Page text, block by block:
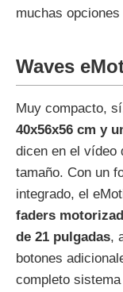
muchas
Waves
Muy compacto,
40x56x56 cm y
dicen en el vídeo
tamaño. Con un
integrado, el
faders
de 21 pulgadas,
botones
completo